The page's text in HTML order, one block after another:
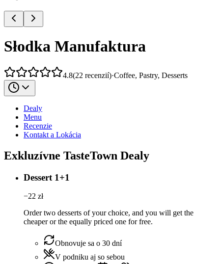
Słodka Manufaktura
4.8(22 recenzií)·Coffee, Pastry, Desserts
Dealy
Menu
Recenzie
Kontakt a Lokácia
Exkluzívne TasteTown Dealy
Dessert 1+1
−22 zł
Order two desserts of your choice, and you will get the
cheaper or the equally priced one for free.
Obnovuje sa o 30 dní
V podniku aj so sebou